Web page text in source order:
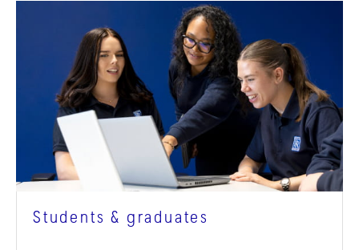
Students & graduates